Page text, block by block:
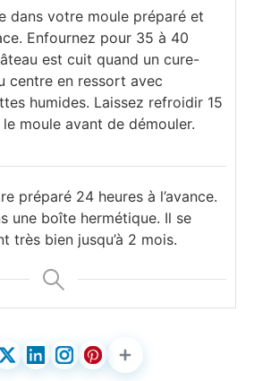
dans votre moule préparé et
Enfournez pour 35 à 40
est cuit quand un cure-
centre en ressort avec
humides. Laissez refroidir 15
moule avant de démouler.
préparé 24 heures à l’avance.
une boîte hermétique. Il se
très bien jusqu’à 2 mois.